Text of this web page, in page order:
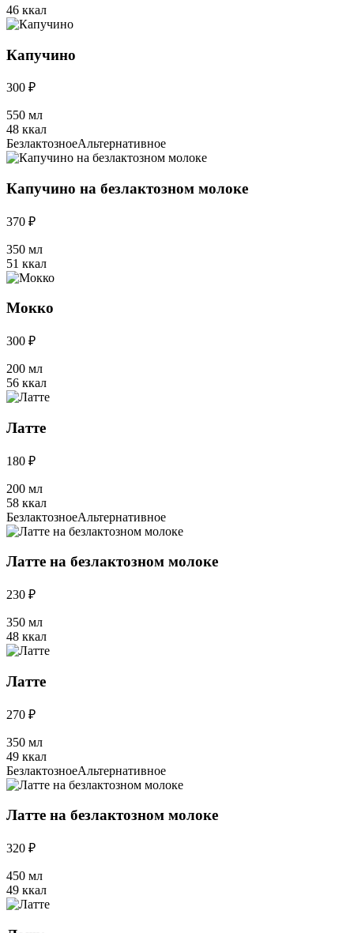
46 ккал
Капучино
300 ₽
550 мл
48 ккал
БезлактозноеАльтернативное
Капучино на безлактозном молоке
370 ₽
350 мл
51 ккал
Мокко
300 ₽
200 мл
56 ккал
Латте
180 ₽
200 мл
58 ккал
БезлактозноеАльтернативное
Латте на безлактозном молоке
230 ₽
350 мл
48 ккал
Латте
270 ₽
350 мл
49 ккал
БезлактозноеАльтернативное
Латте на безлактозном молоке
320 ₽
450 мл
49 ккал